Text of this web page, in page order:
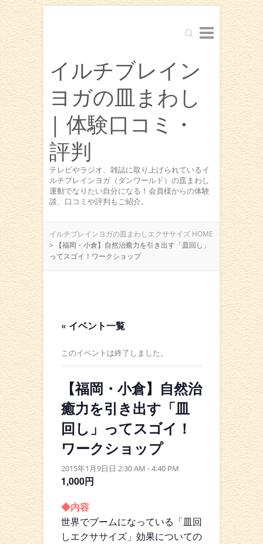
Search
イルチブレイン
ヨガの皿まわし
| 体験口コミ・
評判
テレビやラジオ、雑誌に取り上げられているイ
ルチブレインヨガ（ダンワールド）の皿まわし
運動でなりたい自分になる！会員様からの体験
談、口コミや評判もご紹介。
イルチブレインヨガの皿まわしエクササイズ HOME
>
【福岡・小倉】自然治癒力を引き出す「皿回し」
ってスゴイ！ワークショップ
« イベント一覧
このイベントは終了しました。
【福岡・小倉】自然治
癒力を引き出す「皿
回し」ってスゴイ！
ワークショップ
2015年1月9日日 2:30 AM -4:40 PM
1,000円
◆内容
世界でブームになっている「皿回
しエクササイズ」効果についての